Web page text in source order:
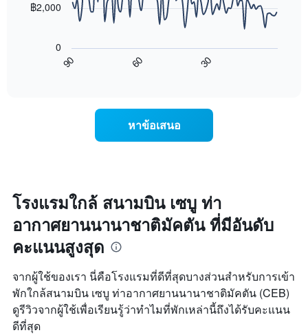
แกน
ดง
เฉลี่ย
ของ
ห้อง
วัน
ที่
เข้า
พัก
มี
แกน
X
1
แกน
90 60 30
0
฿2,000
หาข้อเสนอ
โรงแรมใกล้ สนามบิน เซบู ท่า
อากาศยานนานาชาติมัคตัน ที่มีอันดับ
คะแนนสูงสุด
จากผู้ใช้ของเรา นี่คือโรงแรมที่ดีที่สุดบางส่วนสำหรับการเข้า
พักใกล้สนามบิน เซบู ท่าอากาศยานนานาชาติมัคตัน (CEB)
ดูรีวิวจากผู้ใช้เพื่อเรียนรู้ว่าทำไมที่พักเหล่านี้ถึงได้รับคะแนน
ดีที่สุด